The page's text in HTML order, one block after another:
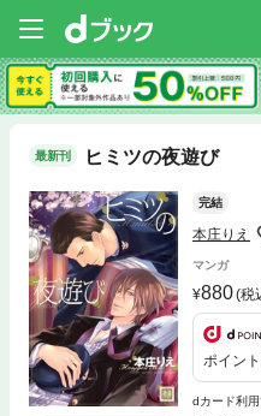
最新刊 ヒミツの夜遊び
完結
本庄りえ
マンガ
880(税
ポイン
dカード利